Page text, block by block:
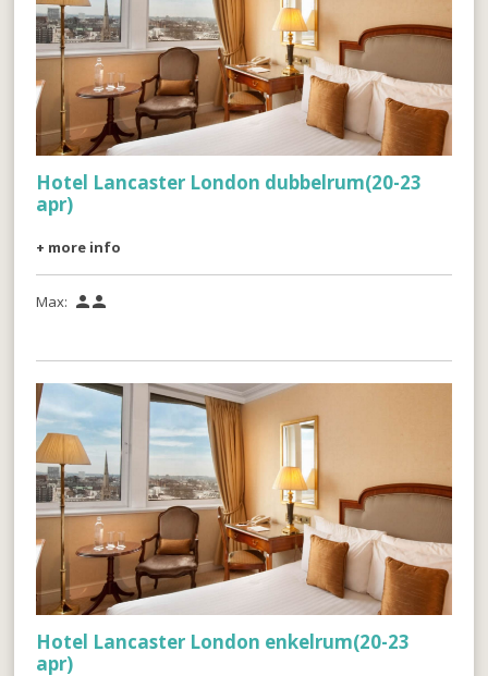
Hotel Lancaster London dubbelrum(20-23
apr)
+ more info
Max: 
Hotel Lancaster London enkelrum(20-23
apr)